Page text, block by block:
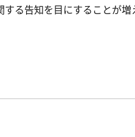
る告知を目にすることが増